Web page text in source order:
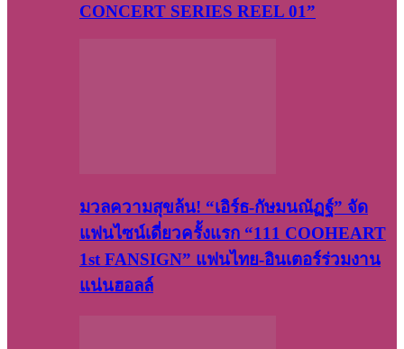
CONCERT SERIES REEL 01”
มวลความสุขล้น! “เอิร์ธ-กัษมนณัฏฐ์” จัด
แฟนไซน์เดี่ยวครั้งแรก “111 COOHEART
1st FANSIGN” แฟนไทย-อินเตอร์ร่วมงาน
แน่นฮอลล์